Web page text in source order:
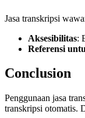
Jasa transkripsi
Aksesibilitas:
Referensi
Conclusion
Penggunaan jasa
transkripsi otomatis.